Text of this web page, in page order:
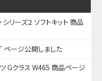
リーズ２ ソフトキット 商品
ページ公開しました
Gクラス W465 商品ページ